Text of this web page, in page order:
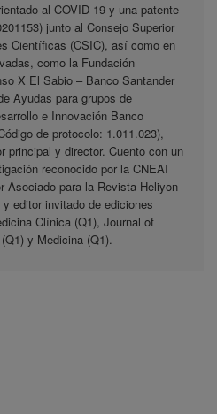
al COVID-19 y una patente
junto al Consejo Superior
Científicas (CSIC), así como en
como la Fundación
X El Sabio – Banco Santander
Ayudas para grupos de
e Innovación Banco
de protocolo: 1.011.023),
principal y director. Cuento con un
reconocido por la CNEAI
Asociado para la Revista Heliyon
editor invitado de ediciones
Clínica (Q1), Journal of
y Medicina (Q1).